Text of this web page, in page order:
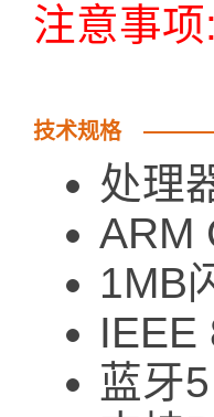
注意事
技术规格
处理
ARM
1MB
IEEE
蓝牙